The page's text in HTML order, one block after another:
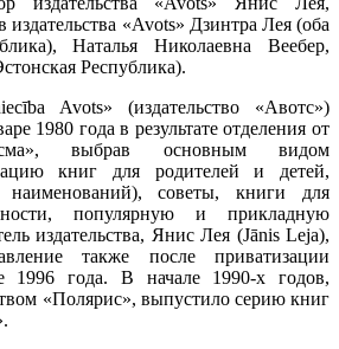
издательства «Avots» Дзинтра Лея (оба
Наталья Николаевна Веебер,
Республика).
Avots» (издательство «Авотс»)
1980 года в результате отделения от
выбрав основным видом
книг для родителей и детей,
советы, книги для
популярную и прикладную
издательства, Янис Лея (Jānis Leja),
также после приватизации
1996 года. В начале 1990-х годов,
«Полярис», выпустило серию книг